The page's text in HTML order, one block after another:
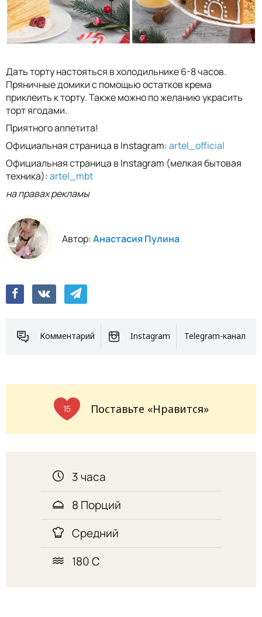
Дать торту настояться в холодильнике 6-8 часов.
Пряничные домики с помощью остатков крема
приклеить к торту. Также можно по желанию украсить
торт ягодами.
Приятного аппетита!
Официальная страница в Instagram:artel_official
Официальная страница в Instagram (мелкая бытовая
техника):artel_mbt
на правах рекламы
Автор:Анастасия Пулина
Комментарий Instagram Telegram-канал
15 Поставьте «Нравится»
3 часа
8 Порций
Средний
180 С